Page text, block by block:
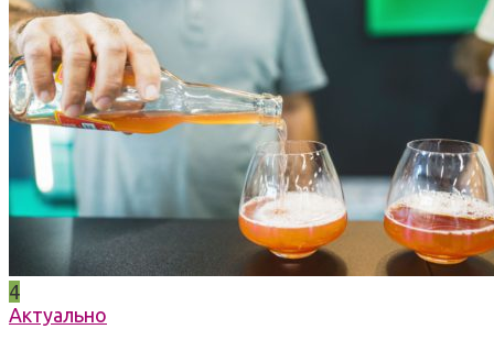
4
Актуально